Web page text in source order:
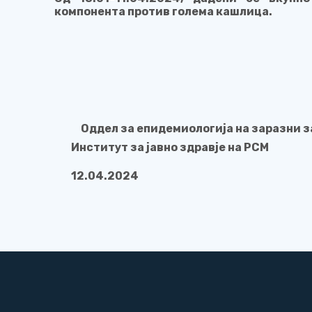
компонента против голема кашлица.
Оддел за епидемиологија на заразни
Институт за јавно здравје на РСМ
12.04.2024